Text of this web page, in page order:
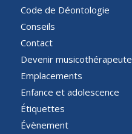
Code de Déontologie
Conseils
Contact
Devenir musicothérapeute
Emplacements
Enfance et adolescence
Étiquettes
Évènement